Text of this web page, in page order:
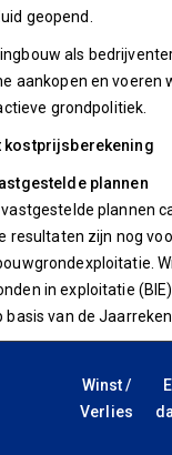
geopend.
als
aankopen en voeren
grondpolitiek.
kostprijsberekening
plannen
plannen
resultaten zijn nog
in exploitatie
basis van de
Winst /
Verlies